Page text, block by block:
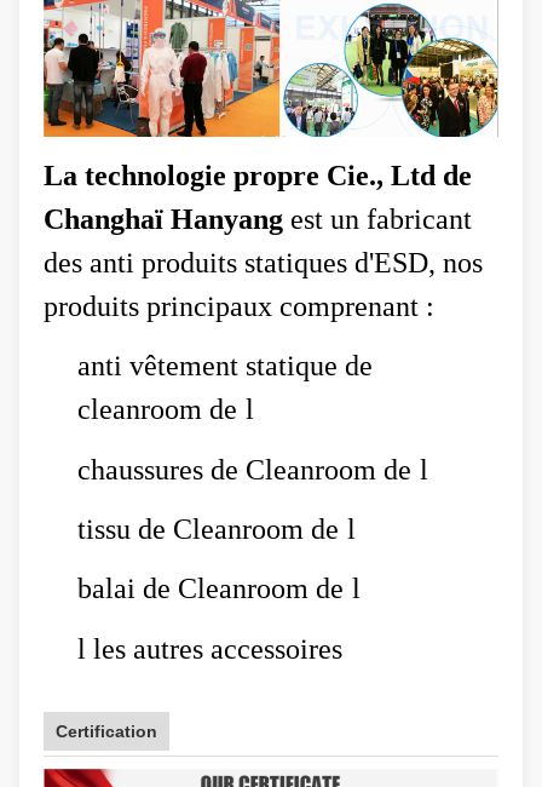
La technologie propre Cie., Ltd de
Changhaï Hanyang est un fabricant
des anti produits statiques d'ESD, nos
produits principaux comprenant :
anti vêtement statique de
cleanroom de l
chaussures de Cleanroom de l
tissu de Cleanroom de l
balai de Cleanroom de l
l les autres accessoires
Certification